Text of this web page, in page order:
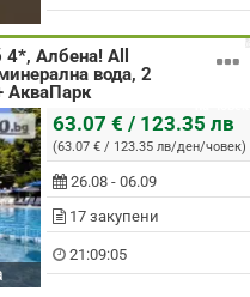
Албена! All
вода, 2
АкваПарк
63.07 € / 123.35 лв
(63.07 € / 123.35 лв/ден/човек)
26.08 - 06.09
17 закупени
21:09:04